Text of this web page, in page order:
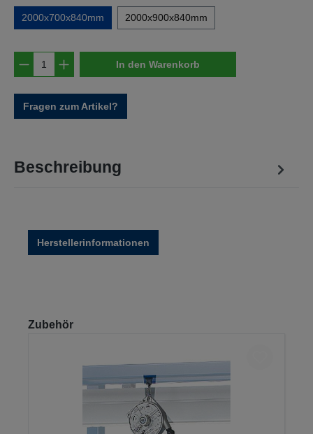
2000x700x840mm 2000x900x840mm
Produkt Anzahl: Gib den gewünschten
In den Warenkorb
Fragen zum Artikel?
Beschreibung
Herstellerinformationen
Produktgalerie überspringen
Zubehör